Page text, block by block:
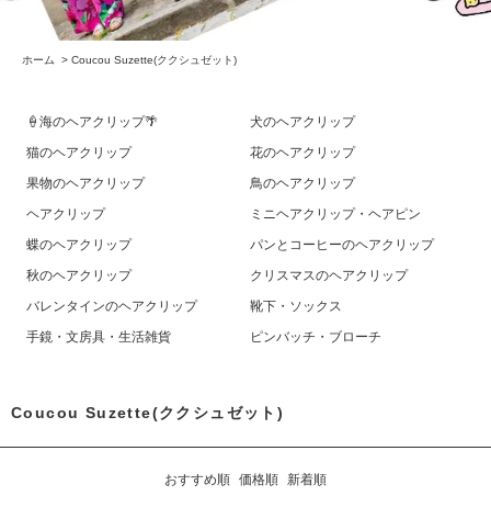
ホーム > Coucou Suzette(ククシュゼット)
🍦海のヘアクリップ🌴
犬のヘアクリップ
猫のヘアクリップ
花のヘアクリップ
果物のヘアクリップ
鳥のヘアクリップ
ヘアクリップ
ミニヘアクリップ・ヘアピン
蝶のヘアクリップ
パンとコーヒーのヘアクリップ
秋のヘアクリップ
クリスマスのヘアクリップ
バレンタインのヘアクリップ
靴下・ソックス
手鏡・文房具・生活雑貨
ピンバッチ・ブローチ
Coucou Suzette(ククシュゼット)
おすすめ順 価格順 新着順